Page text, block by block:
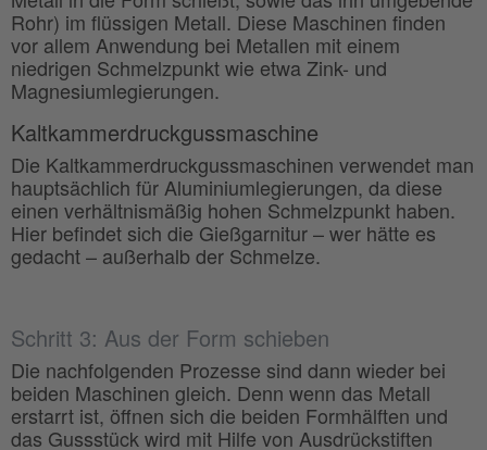
Rohr) im flüssigen Metall. Diese Maschinen finden
vor allem Anwendung bei Metallen mit einem
niedrigen Schmelzpunkt wie etwa Zink- und
Magnesiumlegierungen.
Kaltkammerdruckgussmaschine
Die Kaltkammerdruckgussmaschinen verwendet man
hauptsächlich für Aluminiumlegierungen, da diese
einen verhältnismäßig hohen Schmelzpunkt haben.
Hier befindet sich die Gießgarnitur – wer hätte es
gedacht – außerhalb der Schmelze.
Schritt 3: Aus der Form schieben
Die nachfolgenden Prozesse sind dann wieder bei
beiden Maschinen gleich. Denn wenn das Metall
erstarrt ist, öffnen sich die beiden Formhälften und
das Gussstück wird mit Hilfe von Ausdrückstiften